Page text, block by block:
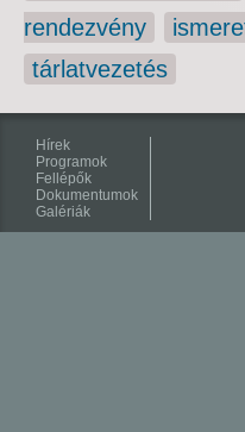
rendezvény
tárlatvezetés
Hírek
Programok
Fellépők
Dokumentumok
Galériák